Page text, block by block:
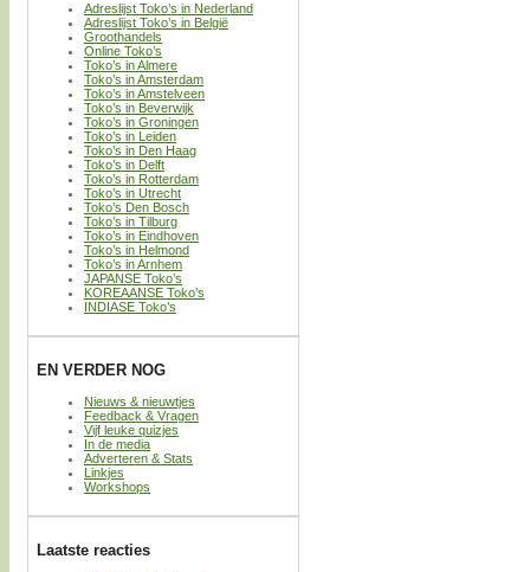
Adreslijst Toko’s in Nederland
Adreslijst Toko’s in België
Groothandels
Online Toko’s
Toko’s in Almere
Toko’s in Amsterdam
Toko’s in Amstelveen
Toko’s in Beverwijk
Toko’s in Groningen
Toko’s in Leiden
Toko’s in Den Haag
Toko’s in Delft
Toko’s in Rotterdam
Toko’s in Utrecht
Toko’s Den Bosch
Toko’s in Tilburg
Toko’s in Eindhoven
Toko’s in Helmond
Toko’s in Arnhem
JAPANSE Toko’s
KOREAANSE Toko’s
INDIASE Toko’s
EN VERDER NOG
Nieuws & nieuwtjes
Feedback & Vragen
Vijf leuke quizjes
In de media
Adverteren & Stats
Linkjes
Workshops
Laatste reacties